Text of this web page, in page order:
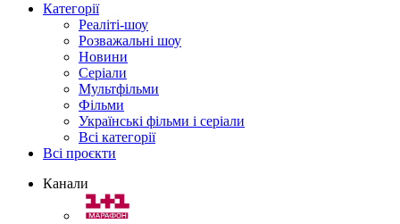
Категорії
Реаліті-шоу
Розважальні шоу
Новини
Серіали
Мультфільми
Фільми
Українські фільми і серіали
Всі категорії
Всі проєкти
Канали